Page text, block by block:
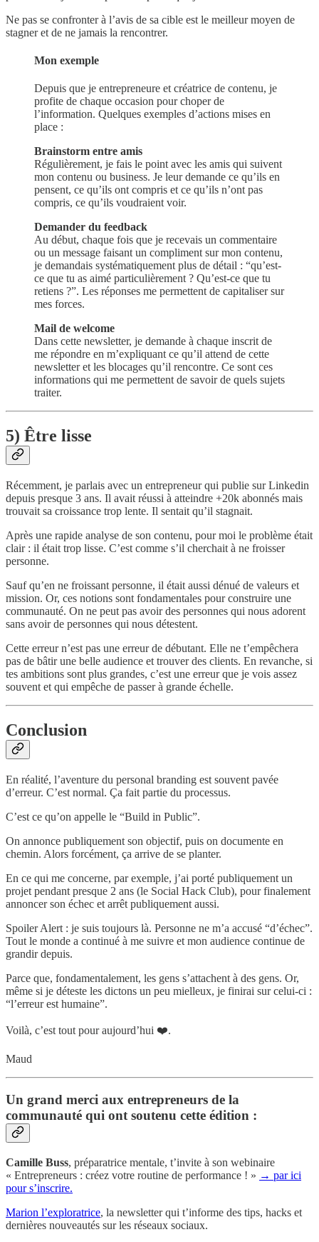
Ne pas se confronter à l’avis de sa cible est le meilleur moyen de
stagner et de ne jamais la rencontrer.
Mon exemple
Depuis que je entrepreneure et créatrice de contenu, je
profite de chaque occasion pour choper de
l’information. Quelques exemples d’actions mises en
place :
Brainstorm entre amis
Régulièrement, je fais le point avec les amis qui suivent
mon contenu ou business. Je leur demande ce qu’ils en
pensent, ce qu’ils ont compris et ce qu’ils n’ont pas
compris, ce qu’ils voudraient voir.
Demander du feedback
Au début, chaque fois que je recevais un commentaire
ou un message faisant un compliment sur mon contenu,
je demandais systématiquement plus de détail : “qu’est-
ce que tu as aimé particulièrement ? Qu’est-ce que tu
retiens ?”. Les réponses me permettent de capitaliser sur
mes forces.
Mail de welcome
Dans cette newsletter, je demande à chaque inscrit de
me répondre en m’expliquant ce qu’il attend de cette
newsletter et les blocages qu’il rencontre. Ce sont ces
informations qui me permettent de savoir de quels sujets
traiter.
5) Être lisse
Récemment, je parlais avec un entrepreneur qui publie sur Linkedin
depuis presque 3 ans. Il avait réussi à atteindre +20k abonnés mais
trouvait sa croissance trop lente. Il sentait qu’il stagnait.
Après une rapide analyse de son contenu, pour moi le problème était
clair : il était trop lisse. C’est comme s’il cherchait à ne froisser
personne.
Sauf qu’en ne froissant personne, il était aussi dénué de valeurs et
mission. Or, ces notions sont fondamentales pour construire une
communauté. On ne peut pas avoir des personnes qui nous adorent
sans avoir de personnes qui nous détestent.
Cette erreur n’est pas une erreur de débutant. Elle ne t’empêchera
pas de bâtir une belle audience et trouver des clients. En revanche, si
tes ambitions sont plus grandes, c’est une erreur que je vois assez
souvent et qui empêche de passer à grande échelle.
Conclusion
En réalité, l’aventure du personal branding est souvent pavée
d’erreur. C’est normal. Ça fait partie du processus.
C’est ce qu’on appelle le “Build in Public”.
On annonce publiquement son objectif, puis on documente en
chemin. Alors forcément, ça arrive de se planter.
En ce qui me concerne, par exemple, j’ai porté publiquement un
projet pendant presque 2 ans (le Social Hack Club), pour finalement
annoncer son échec et arrêt publiquement aussi.
Spoiler Alert : je suis toujours là. Personne ne m’a accusé “d’échec”.
Tout le monde a continué à me suivre et mon audience continue de
grandir depuis.
Parce que, fondamentalement, les gens s’attachent à des gens. Or,
même si je déteste les dictons un peu mielleux, je finirai sur celui-ci :
“l’erreur est humaine”.
Voilà, c’est tout pour aujourd’hui ❤️.
Maud
Un grand merci aux entrepreneurs de la
communauté qui ont soutenu cette édition :
Camille Buss, préparatrice mentale, t’invite à son webinaire
« Entrepreneurs : créez votre routine de performance ! » → par ici
pour s’inscrire.
Marion l’exploratrice, la newsletter qui t’informe des tips, hacks et
dernières nouveautés sur les réseaux sociaux.